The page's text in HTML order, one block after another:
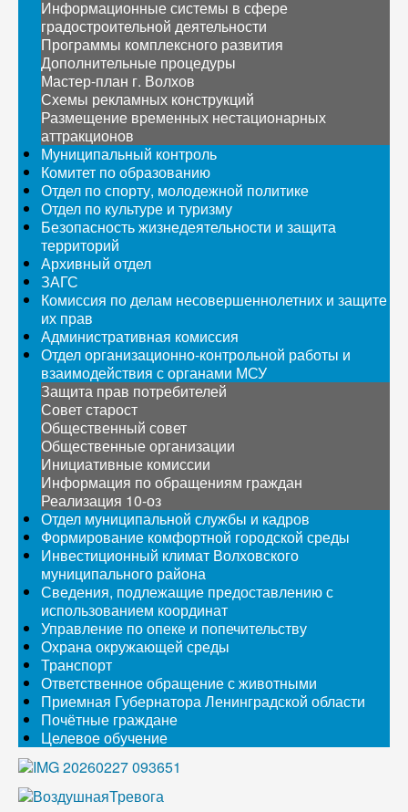
Информационные системы в сфере
градостроительной деятельности
Программы комплексного развития
Дополнительные процедуры
Мастер-план г. Волхов
Схемы рекламных конструкций
Размещение временных нестационарных
аттракционов
Муниципальный контроль
Комитет по образованию
Отдел по спорту, молодежной политике
Отдел по культуре и туризму
Безопасность жизнедеятельности и защита
территорий
Архивный отдел
ЗАГС
Комиссия по делам несовершеннолетних и защите
их прав
Административная комиссия
Отдел организационно-контрольной работы и
взаимодействия с органами МСУ
Защита прав потребителей
Совет старост
Общественный совет
Общественные организации
Инициативные комиссии
Информация по обращениям граждан
Реализация 10-оз
Отдел муниципальной службы и кадров
Формирование комфортной городской среды
Инвестиционный климат Волховского
муниципального района
Сведения, подлежащие предоставлению с
использованием координат
Управление по опеке и попечительству
Охрана окружающей среды
Транспорт
Ответственное обращение с животными
Приемная Губернатора Ленинградской области
Почётные граждане
Целевое обучение